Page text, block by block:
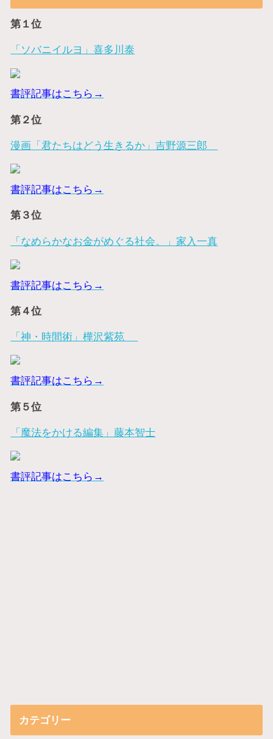
第１位
「ソバニイルヨ」喜多川泰
書評記事はこちら→
第２位
漫画「君たちはどう生きるか」吉野源三郎
書評記事はこちら→
第３位
「なめらかなお金がめぐる社会。」家入一真
書評記事はこちら→
第４位
「神・時間術」樺沢紫苑
書評記事はこちら→
第５位
「魔法をかける編集」藤本智士
書評記事はこちら→
カテゴリー